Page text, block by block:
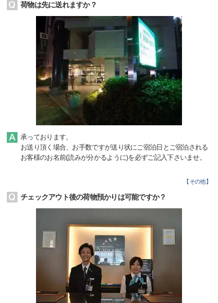
荷物は先に送れますか？
承っております。
お送り頂く場合、お手数ですが送り状にご宿泊日とご宿泊される
お客様のお名前(読みが分かるように)を必ずご記入下さいませ。
【 その他】
チェックアウト後の荷物預かりは可能ですか？